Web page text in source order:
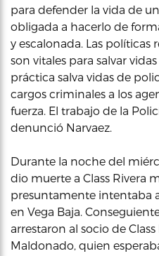
para defender la vida de
obligada a hacerlo de
y escalonada. Las políticas
son vitales para salvar
práctica salva vidas de
cargos criminales a los
fuerza. El trabajo de la
denunció Narvaez.
Durante la noche del
dio muerte a Class Rivera
presuntamente intentaba
en Vega Baja.
arrestaron al socio de
Maldonado, quien